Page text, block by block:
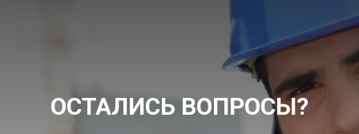
ОСТАЛИСЬ ВОПРОСЫ?